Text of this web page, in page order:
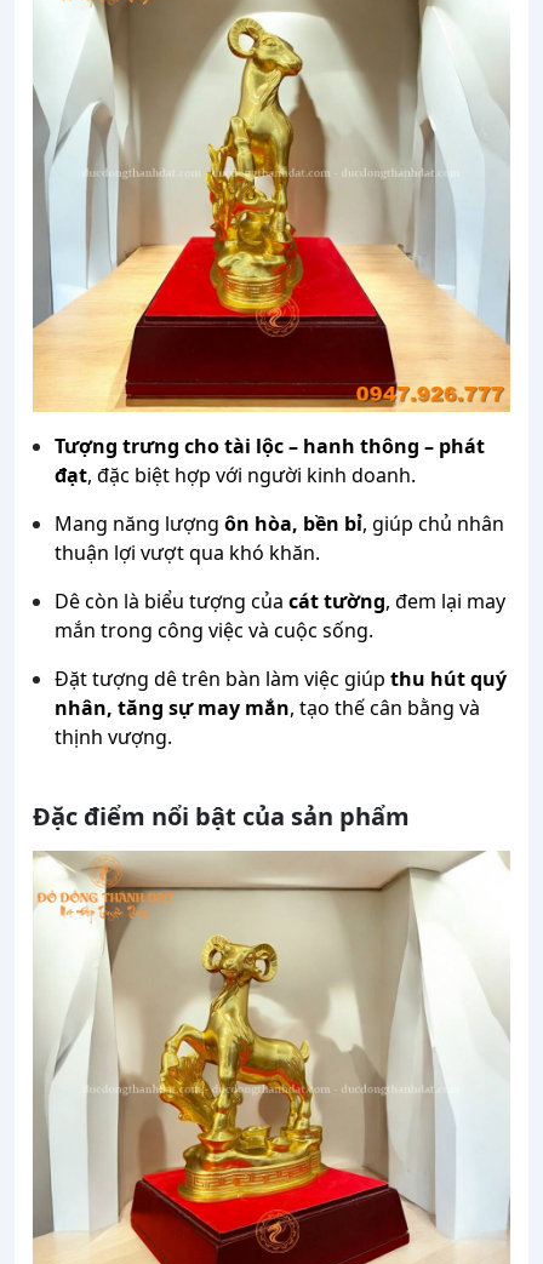
Tượng trưng cho tài lộc – hanh thông – phát
đạt, đặc biệt hợp với người kinh doanh.
Mang năng lượng ôn hòa, bền bỉ, giúp chủ nhân
thuận lợi vượt qua khó khăn.
Dê còn là biểu tượng của cát tường, đem lại may
mắn trong công việc và cuộc sống.
Đặt tượng dê trên bàn làm việc giúp thu hút quý
nhân, tăng sự may mắn, tạo thế cân bằng và
thịnh vượng.
Đặc điểm nổi bật của sản phẩm